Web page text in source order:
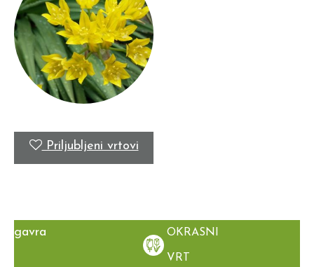
Priljubljeni vrtovi
gavra OKRASNI
VRT